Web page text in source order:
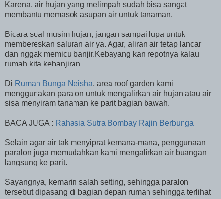
Karena, air hujan yang melimpah sudah bisa sangat
membantu memasok asupan air untuk tanaman.
Bicara soal musim hujan, jangan sampai lupa untuk
membereskan saluran air ya. Agar, aliran air tetap lancar
dan nggak memicu banjir.Kebayang kan repotnya kalau
rumah kita kebanjiran.
Di Rumah Bunga Neisha, area roof garden kami
menggunakan paralon untuk mengalirkan air hujan atau air
sisa menyiram tanaman ke parit bagian bawah.
BACA JUGA : Rahasia Sutra Bombay Rajin Berbunga
Selain agar air tak menyiprat kemana-mana, penggunaan
paralon juga memudahkan kami mengalirkan air buangan
langsung ke parit.
Sayangnya, kemarin salah setting, sehingga paralon
tersebut dipasang di bagian depan rumah sehingga terlihat